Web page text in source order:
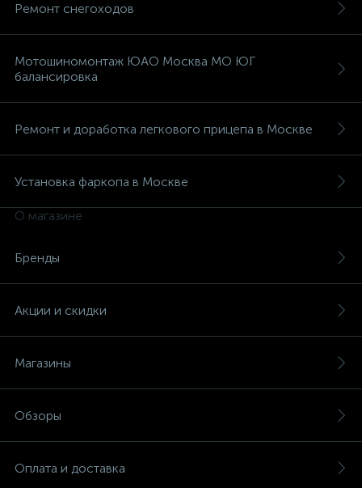
Ремонт снегоходов
Мотошиномонтаж ЮАО Москва МО ЮГ
балансировка
Ремонт и доработка легкового прицепа в Москве
Установка фаркопа в Москве
О магазине
Бренды
Акции и скидки
Магазины
Обзоры
Оплата и доставка